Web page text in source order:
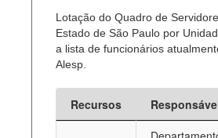
Lotação do Quadro de
Estado de São Paulo por
a lista de funcionários
Alesp.
Recursos